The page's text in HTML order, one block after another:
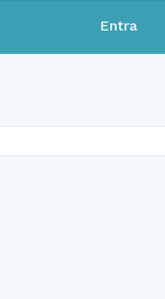
Entra